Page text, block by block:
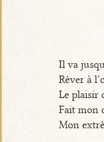
Il va
Rêver à
Le plaisir
Fait mon
Mon